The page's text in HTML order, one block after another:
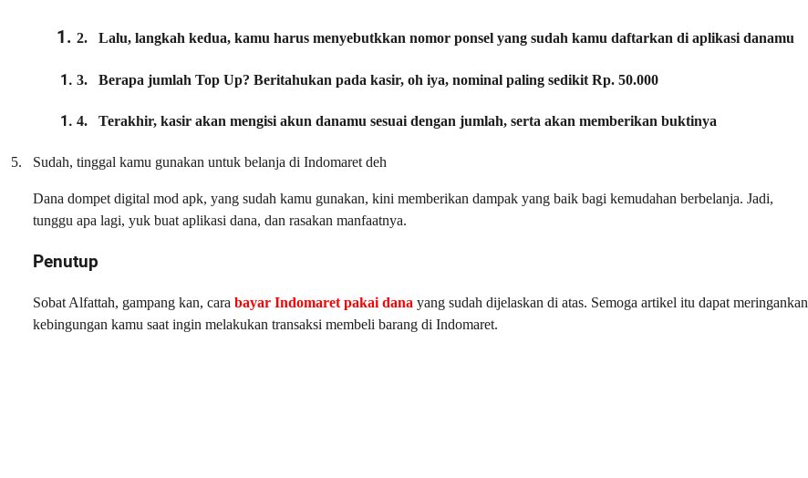
2. Lalu, langkah kedua, kamu harus menyebutkkan nomor ponsel yang sudah kamu daftarkan di aplikasi danamu
3. Berapa jumlah Top Up? Beritahukan pada kasir, oh iya, nominal paling sedikit Rp. 50.000
4. Terakhir, kasir akan mengisi akun danamu sesuai dengan jumlah, serta akan memberikan buktinya
5. Sudah, tinggal kamu gunakan untuk belanja di Indomaret deh
Dana dompet digital mod apk, yang sudah kamu gunakan, kini memberikan dampak yang baik bagi kemudahan berbelanja. Jadi,
tunggu apa lagi, yuk buat aplikasi dana, dan rasakan manfaatnya.
Penutup
Sobat Alfattah, gampang kan, cara bayar Indomaret pakai dana yang sudah dijelaskan di atas. Semoga artikel itu dapat meringankan
kebingungan kamu saat ingin melakukan transaksi membeli barang di Indomaret.